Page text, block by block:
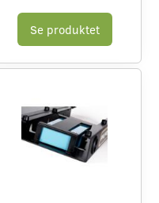
Se produktet